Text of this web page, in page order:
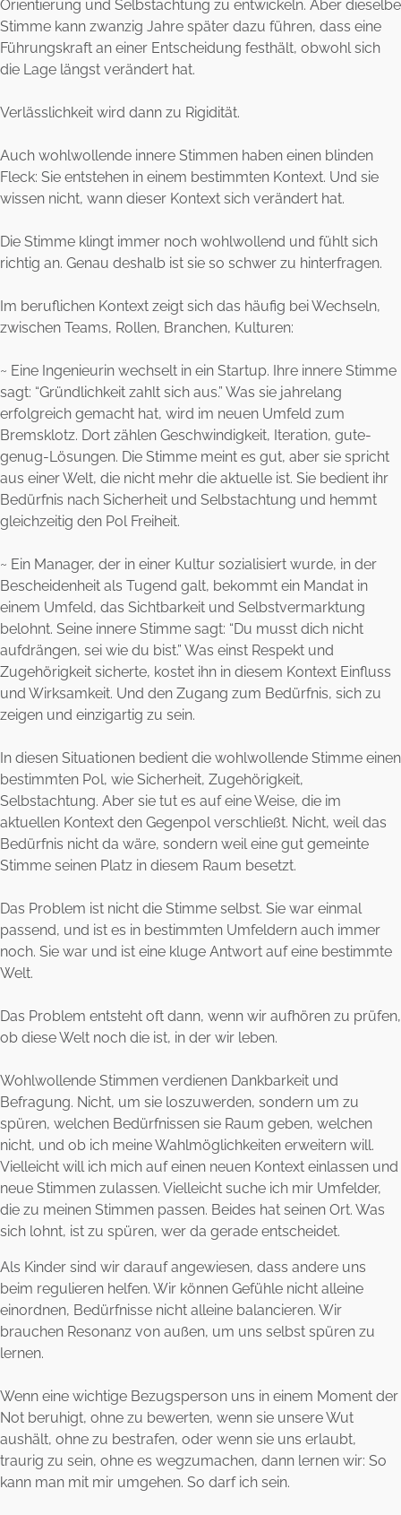
Orientierung und Selbstachtung zu entwickeln. Aber dieselbe
Stimme kann zwanzig Jahre später dazu führen, dass eine
Führungskraft an einer Entscheidung festhält, obwohl sich
die Lage längst verändert hat.
Verlässlichkeit wird dann zu Rigidität.
Auch wohlwollende innere Stimmen haben einen blinden
Fleck: Sie entstehen in einem bestimmten Kontext. Und sie
wissen nicht, wann dieser Kontext sich verändert hat.
Die Stimme klingt immer noch wohlwollend und fühlt sich
richtig an. Genau deshalb ist sie so schwer zu hinterfragen.
Im beruflichen Kontext zeigt sich das häufig bei Wechseln,
zwischen Teams, Rollen, Branchen, Kulturen:
~ Eine Ingenieurin wechselt in ein Startup. Ihre innere Stimme
sagt: “Gründlichkeit zahlt sich aus.” Was sie jahrelang
erfolgreich gemacht hat, wird im neuen Umfeld zum
Bremsklotz. Dort zählen Geschwindigkeit, Iteration, gute-
genug-Lösungen. Die Stimme meint es gut, aber sie spricht
aus einer Welt, die nicht mehr die aktuelle ist. Sie bedient ihr
Bedürfnis nach Sicherheit und Selbstachtung und hemmt
gleichzeitig den Pol Freiheit.
~ Ein Manager, der in einer Kultur sozialisiert wurde, in der
Bescheidenheit als Tugend galt, bekommt ein Mandat in
einem Umfeld, das Sichtbarkeit und Selbstvermarktung
belohnt. Seine innere Stimme sagt: “Du musst dich nicht
aufdrängen, sei wie du bist.” Was einst Respekt und
Zugehörigkeit sicherte, kostet ihn in diesem Kontext Einfluss
und Wirksamkeit. Und den Zugang zum Bedürfnis, sich zu
zeigen und einzigartig zu sein.
In diesen Situationen bedient die wohlwollende Stimme einen
bestimmten Pol, wie Sicherheit, Zugehörigkeit,
Selbstachtung. Aber sie tut es auf eine Weise, die im
aktuellen Kontext den Gegenpol verschließt. Nicht, weil das
Bedürfnis nicht da wäre, sondern weil eine gut gemeinte
Stimme seinen Platz in diesem Raum besetzt.
Das Problem ist nicht die Stimme selbst. Sie war einmal
passend, und ist es in bestimmten Umfeldern auch immer
noch. Sie war und ist eine kluge Antwort auf eine bestimmte
Welt.
Das Problem entsteht oft dann, wenn wir aufhören zu prüfen,
ob diese Welt noch die ist, in der wir leben.
Wohlwollende Stimmen verdienen Dankbarkeit und
Befragung. Nicht, um sie loszuwerden, sondern um zu
spüren, welchen Bedürfnissen sie Raum geben, welchen
nicht, und ob ich meine Wahlmöglichkeiten erweitern will.
Vielleicht will ich mich auf einen neuen Kontext einlassen und
neue Stimmen zulassen. Vielleicht suche ich mir Umfelder,
die zu meinen Stimmen passen. Beides hat seinen Ort. Was
sich lohnt, ist zu spüren, wer da gerade entscheidet.
Als Kinder sind wir darauf angewiesen, dass andere uns
beim regulieren helfen. Wir können Gefühle nicht alleine
einordnen, Bedürfnisse nicht alleine balancieren. Wir
brauchen Resonanz von außen, um uns selbst spüren zu
lernen.
Wenn eine wichtige Bezugsperson uns in einem Moment der
Not beruhigt, ohne zu bewerten, wenn sie unsere Wut
aushält, ohne zu bestrafen, oder wenn sie uns erlaubt,
traurig zu sein, ohne es wegzumachen, dann lernen wir: So
kann man mit mir umgehen. So darf ich sein.